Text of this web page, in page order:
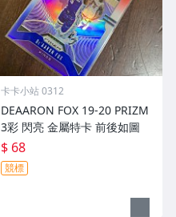
卡卡小站 0312
DEAARON FOX 19-20 PRIZM
3彩 閃亮 金屬特卡 前後如圖
$ 68
競標